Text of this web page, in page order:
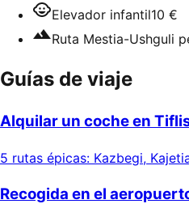
Elevador infantil10 €
Ruta Mestia-Ushguli
Guías de viaje
Alquilar un coche en
5 rutas épicas: Kazbegi,
Recogida en el